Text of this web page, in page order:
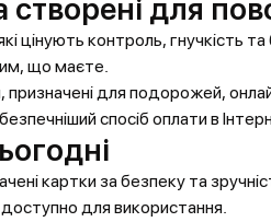
створені для
цінують контроль, гнучкість
що маєте.
призначені для подорожей,
спосіб оплати в
картки за безпеку та
доступно для використання.